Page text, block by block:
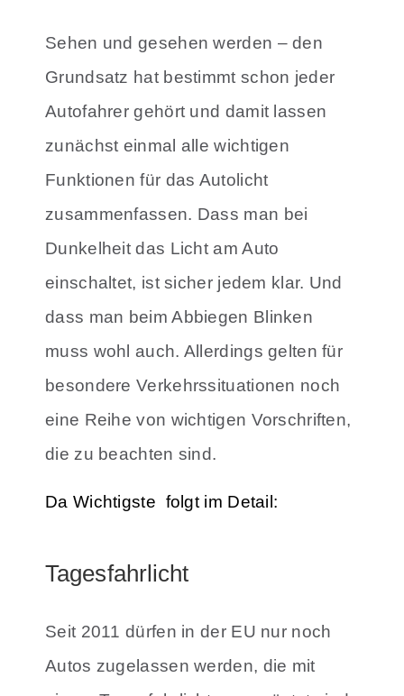
Sehen und gesehen werden – den
Grundsatz hat bestimmt schon jeder
Autofahrer gehört und damit lassen
zunächst einmal alle wichtigen
Funktionen für das Autolicht
zusammenfassen. Dass man bei
Dunkelheit das Licht am Auto
einschaltet, ist sicher jedem klar. Und
dass man beim Abbiegen Blinken
muss wohl auch. Allerdings gelten für
besondere Verkehrssituationen noch
eine Reihe von wichtigen Vorschriften,
die zu beachten sind.
Da Wichtigste folgt im Detail:
Tagesfahrlicht
Seit 2011 dürfen in der EU nur noch
Autos zugelassen werden, die mit